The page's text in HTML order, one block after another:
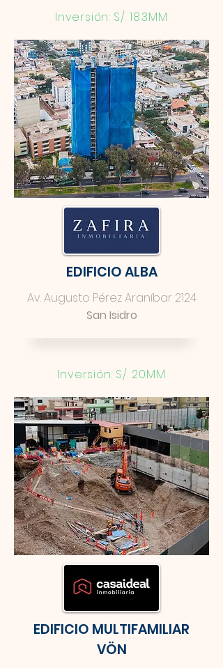
Inversión: S/. 18.3MM
EDIFICIO ALBA
Av. Augusto Pérez Araníbar 2124
San Isidro
Inversión: S/. 20MM
EDIFICIO MULTIFAMILIAR
VÖN